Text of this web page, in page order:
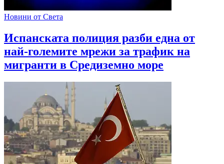
Новини от Света
Испанската полиция разби една от
най-големите мрежи за трафик на
мигранти в Средиземно море